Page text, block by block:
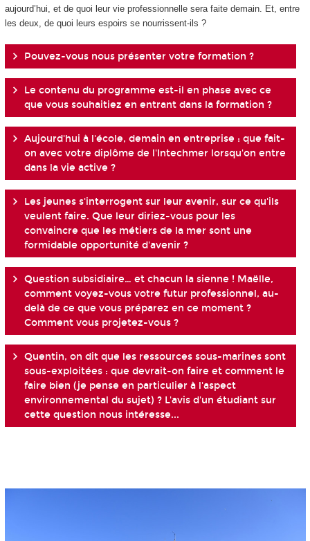
aujourd’hui, et de quoi leur vie professionnelle sera faite demain. Et, entre
les deux, de quoi leurs espoirs se nourrissent-ils ?
Pouvez-vous nous présenter votre formation ?
Le contenu du programme est-il en phase avec ce
que vous souhaitiez en entrant dans la formation ?
Aujourd'hui à l'école, demain en entreprise : que fait-
on avec votre diplôme de l'Intechmer lorsqu'on entre
dans la vie active ?
Les jeunes s'interrogent sur leur avenir, sur ce qu'ils
veulent faire. Que leur diriez-vous pour les
convaincre que les métiers de la mer sont une
formidable opportunité d'avenir ?
Question subsidiaire… et chacun la sienne ! Maëlle,
comment voyez-vous votre futur professionnel, au-
delà de ce que vous préparez en ce moment ?
Comment vous projetez-vous ?
Quentin, on dit que les ressources sous-marines sont
sous-exploitées : que devrait-on faire et comment le
faire bien (je pense en particulier à l'aspect
environnemental du sujet) ? L'avis d'un étudiant sur
cette question nous intéresse...